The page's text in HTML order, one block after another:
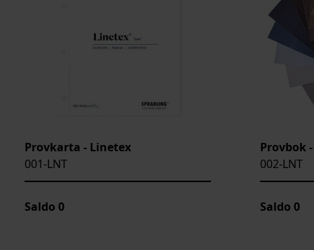
Provkarta - Linetex
001-LNT
Saldo 0
Provbok
002-LNT
Saldo 0